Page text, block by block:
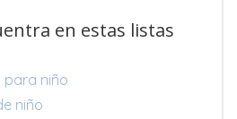
en estas listas
para niño
niño